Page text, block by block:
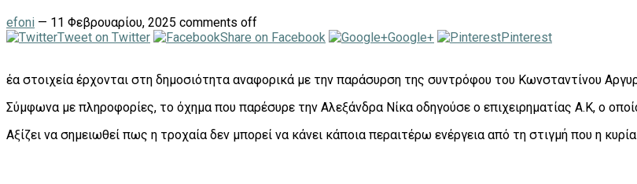
efoni — 11 Φεβρουαρίου, 2025 comments off
Tweet on Twitter
Share on Facebook Google+ Pinterest
έα στοιχεία έρχονται στη δημοσιότητα αναφορικά με την παράσυρση της συντρόφου του Κωνσταντίνου
Σύμφωνα με πληροφορίες, το όχημα που παρέσυρε την Αλεξάνδρα Νίκα οδηγούσε ο επιχειρηματίας Α.Κ, ο
Αξίζει να σημειωθεί πως η τροχαία δεν μπορεί να κάνει κάποια περαιτέρω ενέργεια από τη στιγμή που η